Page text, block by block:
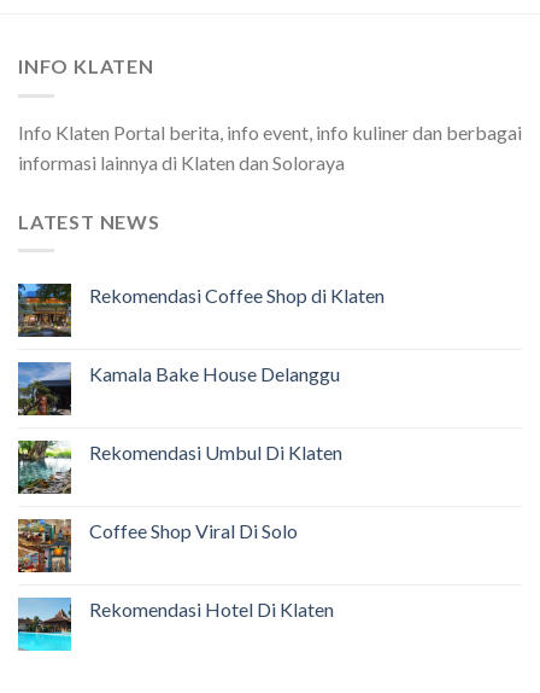
INFO KLATEN
Info Klaten Portal berita, info event, info kuliner dan berbagai
informasi lainnya di Klaten dan Soloraya
LATEST NEWS
Rekomendasi Coffee Shop di Klaten
Kamala Bake House Delanggu
Rekomendasi Umbul Di Klaten
Coffee Shop Viral Di Solo
Rekomendasi Hotel Di Klaten